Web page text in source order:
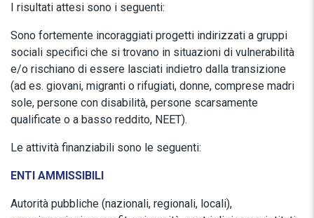
I risultati attesi sono i seguenti:
Sono fortemente incoraggiati progetti indirizzati a gruppi
sociali specifici che si trovano in situazioni di vulnerabilità
e/o rischiano di essere lasciati indietro dalla transizione
(ad es. giovani, migranti o rifugiati, donne, comprese madri
sole, persone con disabilità, persone scarsamente
qualificate o a basso reddito, NEET).
Le attività finanziabili sono le seguenti:
ENTI AMMISSIBILI
Autorità pubbliche (nazionali, regionali, locali),